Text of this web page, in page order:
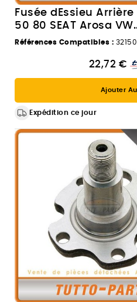
Fusée dEssieu Arrière
50 80 SEAT Arosa
Références Compatibles :
22,72 €
Ajouter
Expédition ce jour